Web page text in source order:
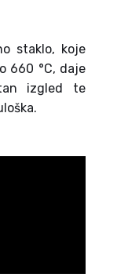
staklo, koje
660 °C, daje
izgled te